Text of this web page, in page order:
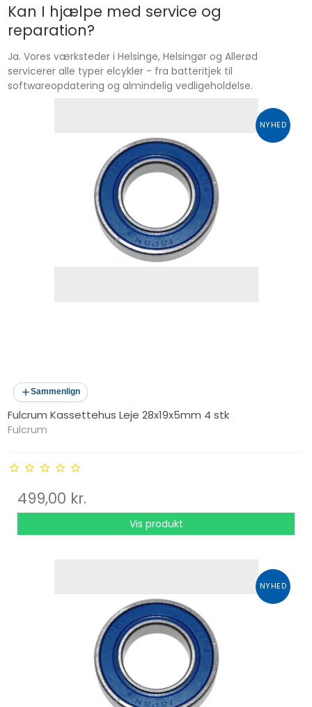
Kan I hjælpe med service og
reparation?
Ja. Vores værksteder i Helsinge, Helsingør og Allerød
servicerer alle typer elcykler - fra batteritjek til
softwareopdatering og almindelig vedligeholdelse.
NYHED
Sammenlign
Fulcrum Kassettehus Leje 28x19x5mm 4 stk
Fulcrum
499,00 kr.
Vis produkt
NYHED